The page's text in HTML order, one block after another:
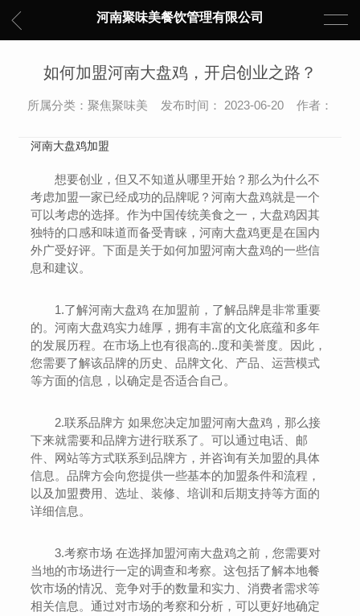
河南聚味美餐饮管理有限公司
如何加盟河南大盘鸡，开启创业之路？
所属分类：聚焦聚味美 发布时间： 2023-06-20 作者：
河南大盘鸡加盟
想要创业，但又不知道从哪里开始？那么为什么不
考虑加盟一家已经成功的品牌呢？河南大盘鸡就是一个
可以考虑的选择。作为中国传统美食之一，大盘鸡因其
独特的口感和味道而备受青睐，河南大盘鸡更是在国内
外广受好评。下面是关于如何加盟河南大盘鸡的一些信
息和建议。
1.了解河南大盘鸡 在加盟前，了解品牌是非常重要
的。河南大盘鸡实力雄厚，拥有丰富的文化底蕴和多年
的发展历程。在市场上也有很高的..度和美誉度。因此，
您需要了解该品牌的历史、品牌文化、产品、运营模式
等方面的信息，以确定是否适合自己。
2.联系品牌方 如果您决定加盟河南大盘鸡，那么接
下来就需要和品牌方进行联系了。可以通过电话、邮
件、网站等方式联系到品牌方，并咨询有关加盟的具体
信息。品牌方会向您提供一些基本的加盟条件和流程，
以及加盟费用、选址、装修、培训和后期支持等方面的
详细信息。
3.考察市场 在选择加盟河南大盘鸡之前，您需要对
当地的市场进行一定的调查和考察。这包括了解本地餐
饮市场的情况、竞争对手的数量和实力、消费者需求等
相关信息。通过对市场的考察和分析，可以更好地确定